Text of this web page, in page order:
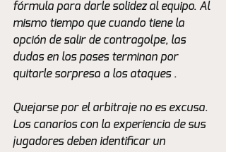
fórmula para darle solidez al equipo. Al
mismo tiempo que cuando tiene la
opción de salir de contragolpe, las
dudas en los pases terminan por
quitarle sorpresa a los ataques .
Quejarse por el arbitraje no es excusa.
Los canarios con la experiencia de sus
jugadores deben identificar un